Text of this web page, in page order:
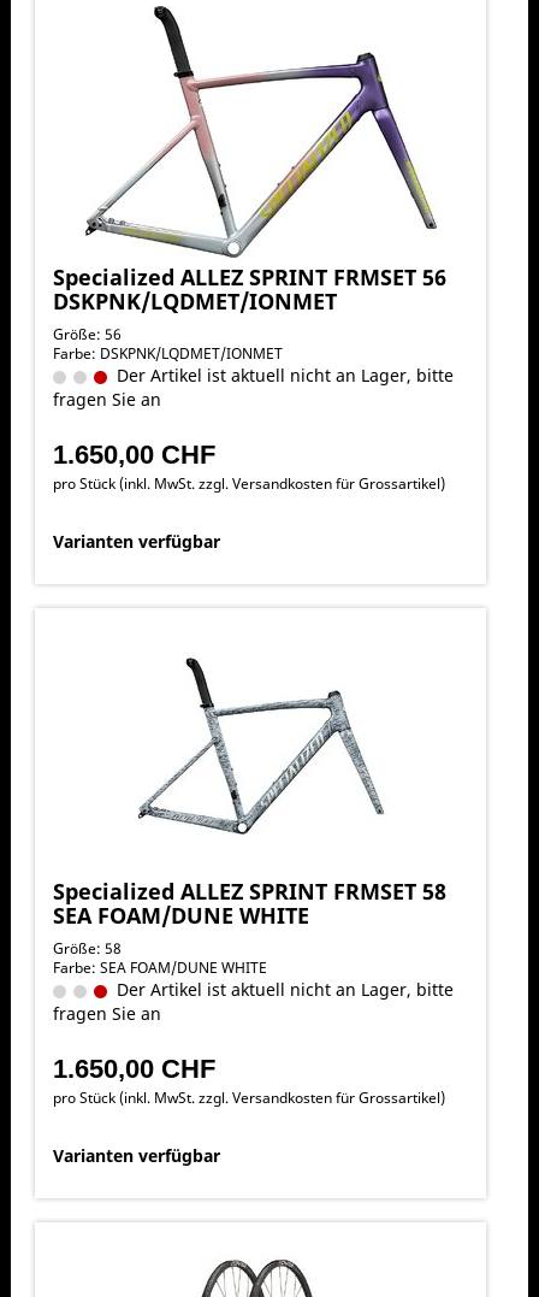
Specialized ALLEZ SPRINT FRMSET 56
DSKPNK/LQDMET/IONMET
Größe: 56
Farbe: DSKPNK/LQDMET/IONMET
Der Artikel ist aktuell nicht an Lager, bitte
fragen Sie an
1.650,00 CHF
pro Stück (inkl. MwSt. zzgl.Versandkosten für Grossartikel)
Varianten verfügbar
Specialized ALLEZ SPRINT FRMSET 58
SEA FOAM/DUNE WHITE
Größe: 58
Farbe: SEA FOAM/DUNE WHITE
Der Artikel ist aktuell nicht an Lager, bitte
fragen Sie an
1.650,00 CHF
pro Stück (inkl. MwSt. zzgl.Versandkosten für Grossartikel)
Varianten verfügbar